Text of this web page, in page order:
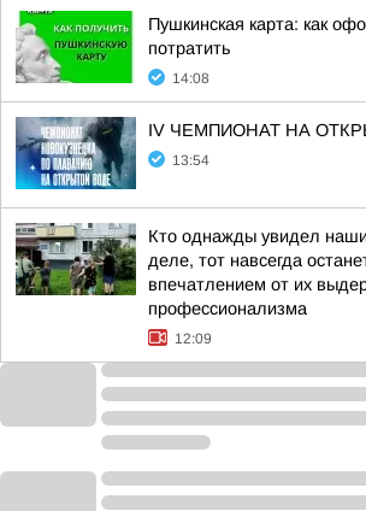
Пушкинская карта: как
потратить
14:08
IV ЧЕМПИОНАТ НА
13:54
Кто однажды увидел
деле, тот навсегда
впечатлением от их
профессионализма
12:09